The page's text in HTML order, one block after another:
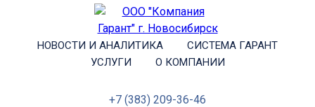
НОВОСТИ И АНАЛИТИКА
СИСТЕМА ГАРАНТ
УСЛУГИ
О КОМПАНИИ
+7 (383) 209-36-46